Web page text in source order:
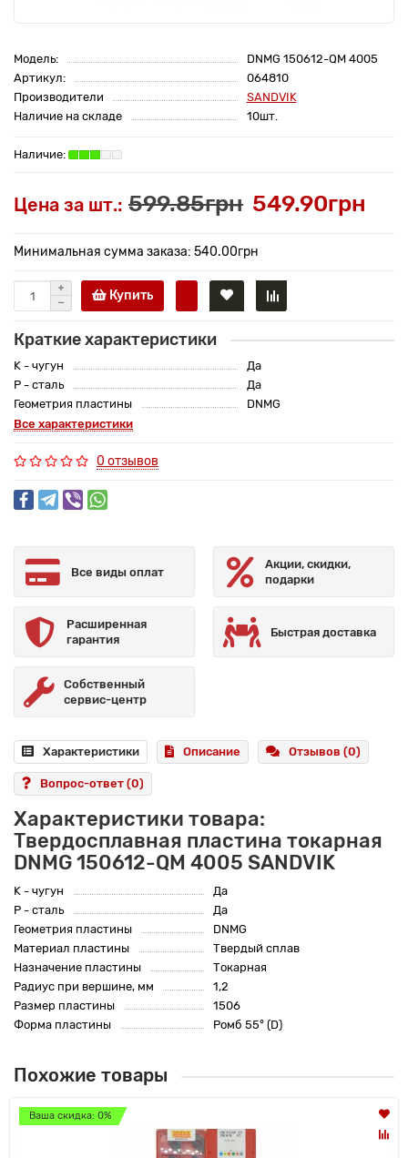
Модель:
DNMG 150612-QM 4005
Артикул:
064810
Производители
SANDVIK
Наличие на складе
10шт.
Цена за шт.: 599.85грн 549.90грн
Минимальная сумма заказа: 540.00грн
Купить
Краткие характеристики
K - чугун
Да
P - сталь
Да
Геометрия пластины
DNMG
Все характеристики
0 отзывов
Все виды оплат
Акции, скидки,
подарки
Расширенная
гарантия
Быстрая доставка
Собственный
сервис-центр
Характеристики Описание Отзывов (0)
Вопрос-ответ (0)
Характеристики товара:
Твердосплавная пластина токарная
DNMG 150612-QM 4005 SANDVIK
K - чугун
Да
P - сталь
Да
Геометрия пластины
DNMG
Материал пластины
Твердый сплав
Назначение пластины
Токарная
Радиус при вершине, мм
1,2
Размер пластины
1506
Форма пластины
Ромб 55° (D)
Похожие товары
Ваша скидка: 0%